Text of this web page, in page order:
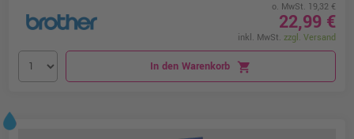
o. MwSt. 19,32 €
22,99 €
inkl. MwSt. zzgl. Versand
In den Warenkorb shopping_cart